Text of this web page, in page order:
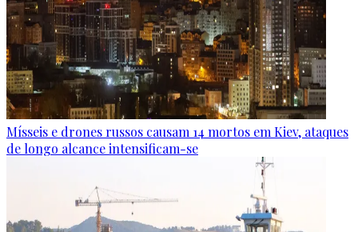
Mísseis e drones russos causam 14 mortos em Kiev, ataques
de longo alcance intensificam-se